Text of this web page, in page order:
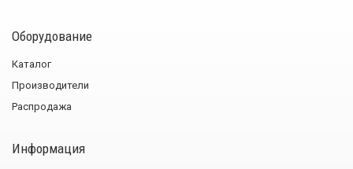
Оборудование
Каталог
Производители
Распродажа
Информация